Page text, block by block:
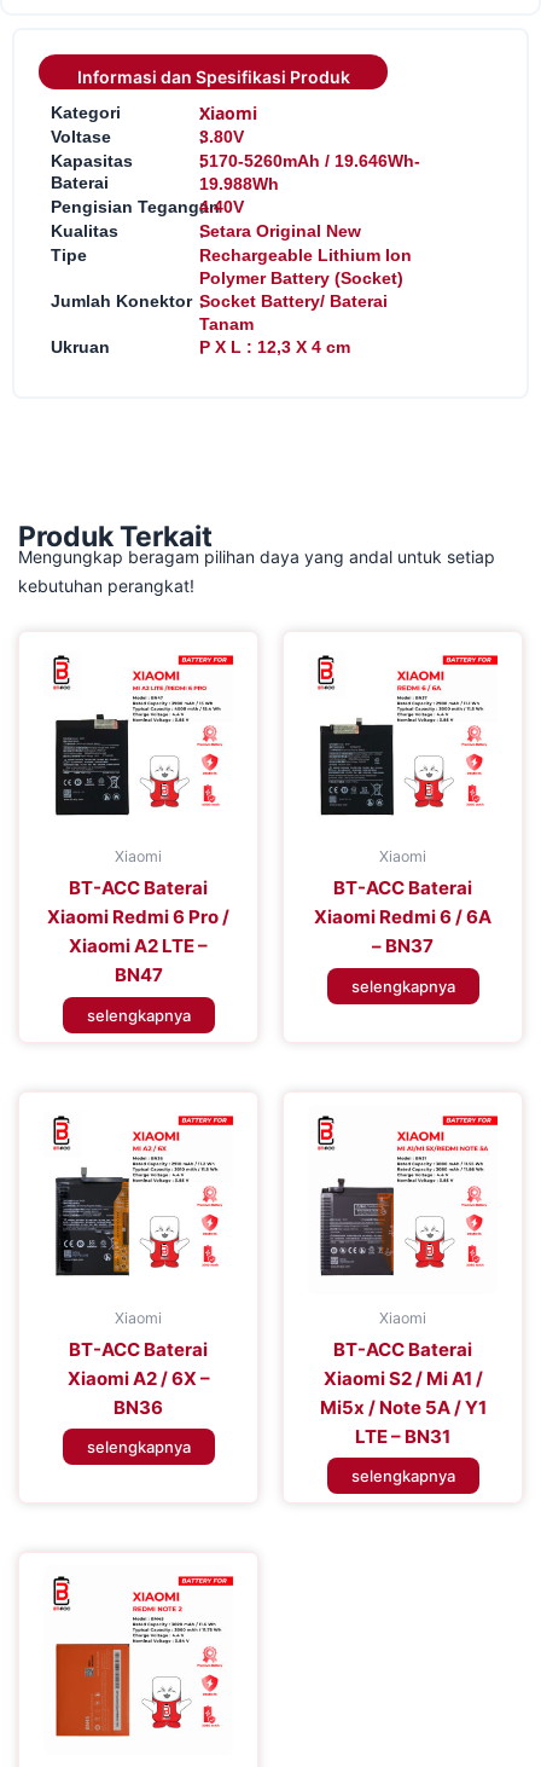
Informasi dan Spesifikasi Produk
Kategori :Xiaomi
Voltase :3.80V
Kapasitas
Baterai
:5170-5260mAh / 19.646Wh-
19.988Wh
Pengisian Tegangan
:4.40V
Kualitas
:Setara Original New
Tipe
:Rechargeable Lithium Ion
Polymer Battery (Socket)
Jumlah Konektor :Socket Battery/ Baterai
Tanam
Ukruan
:P X L : 12,3 X 4 cm
Produk Terkait
Mengungkap beragam pilihan daya yang andal untuk setiap
kebutuhan perangkat!
Xiaomi
BT-ACC Baterai
Xiaomi Redmi 6 Pro /
Xiaomi A2 LTE –
BN47
selengkapnya
Xiaomi
BT-ACC Baterai
Xiaomi Redmi 6 / 6A
– BN37
selengkapnya
Xiaomi
BT-ACC Baterai
Xiaomi A2 / 6X –
BN36
selengkapnya
Xiaomi
BT-ACC Baterai
Xiaomi S2 / Mi A1 /
Mi5x / Note 5A / Y1
LTE – BN31
selengkapnya